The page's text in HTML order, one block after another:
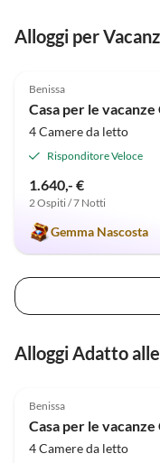
Alloggi per
Benissa
Casa per le vacanze
4 Camere da letto
Risponditore Veloce
1.640,- €
2 Ospiti / 7 Notti
Gemma Nascosta
Alloggi Adatto
Benissa
Casa per le vacanze
4 Camere da letto